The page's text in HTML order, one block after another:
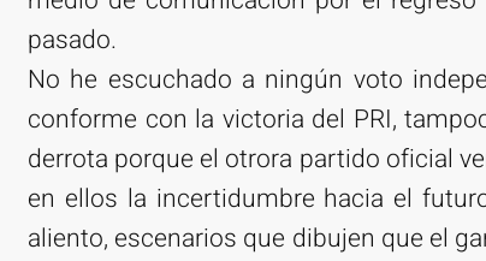
pasado.
No he escuchado a ningún voto
conforme con la victoria del PRI,
derrota porque el otrora partido oficial
en ellos la incertidumbre hacia el
aliento, escenarios que dibujen que el